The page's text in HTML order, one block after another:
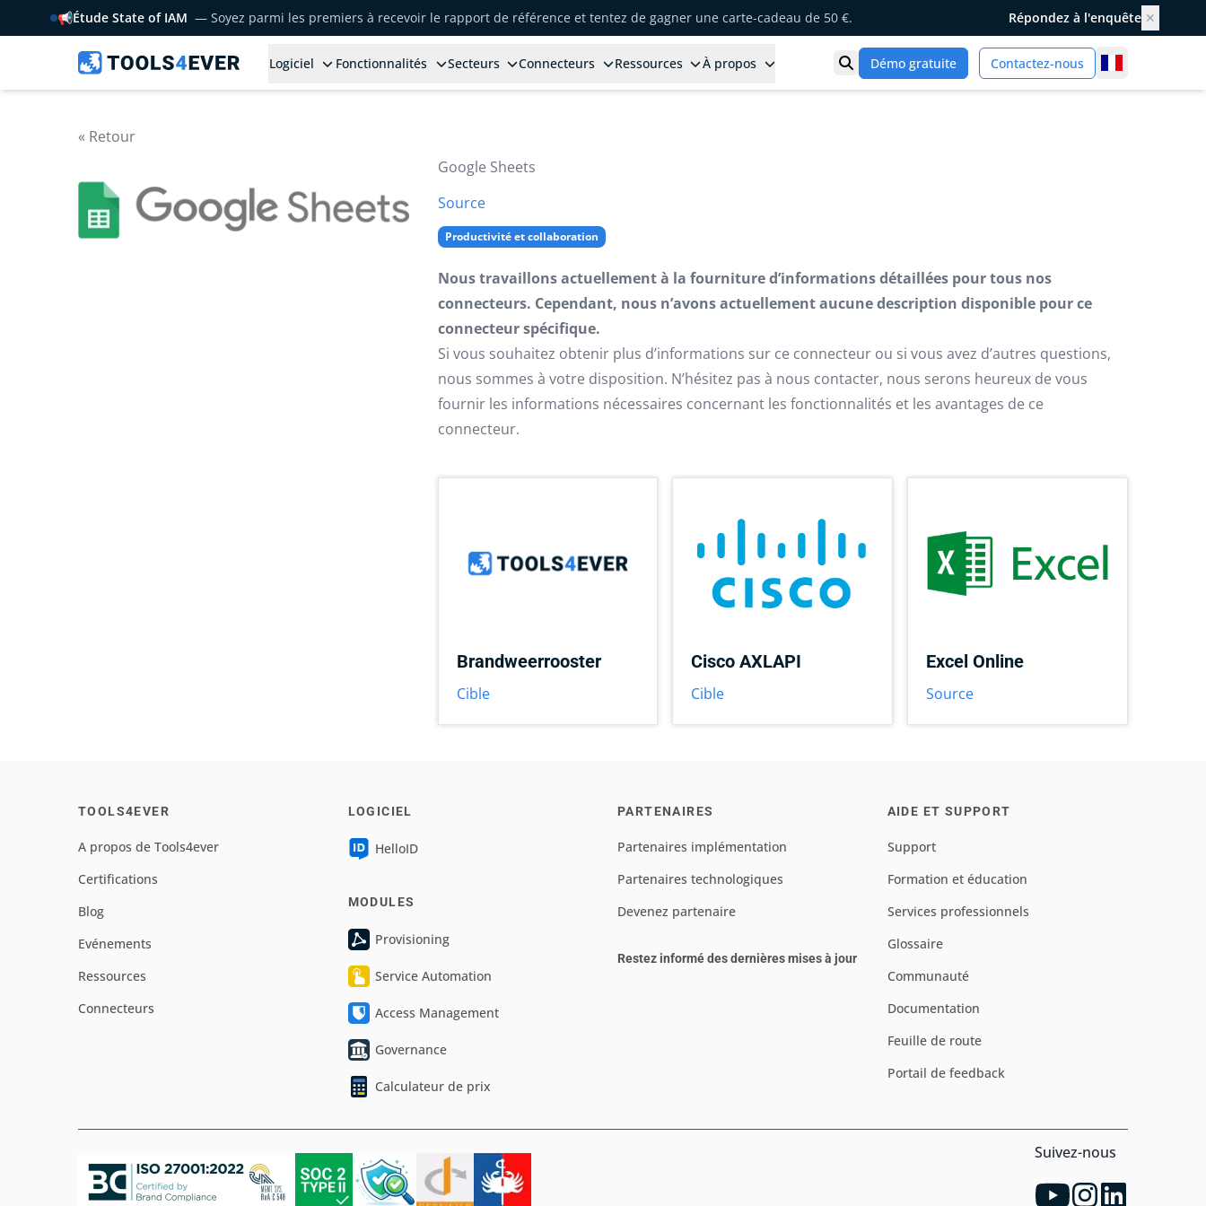
📢Étude State of IAM — Soyez parmi les premiers à recevoir le rapport de référence et tentez de gagner une carte-cadeau de 50 €. Répondez à l'enquête ✕
Logiciel Fonctionnalités Secteurs Connecteurs Ressources À propos Ouvrir la recherche
Démo gratuite Contactez-nous
« Retour
Google Sheets
Source
Productivité et collaboration
Nous travaillons actuellement à la fourniture d’informations détaillées pour tous nos
connecteurs. Cependant, nous n’avons actuellement aucune description disponible pour ce
connecteur spécifique.
Si vous souhaitez obtenir plus d’informations sur ce connecteur ou si vous avez d’autres questions,
nous sommes à votre disposition. N’hésitez pas à nous contacter, nous serons heureux de vous
fournir les informations nécessaires concernant les fonctionnalités et les avantages de ce
connecteur.
Brandweerrooster
Cible
Cisco AXLAPI
Cible
Excel Online
Source
TOOLS4EVER
A propos de Tools4ever
Certifications
Blog
Evénements
Ressources
Connecteurs
LOGICIEL
HelloID
MODULES
Provisioning
Service Automation
Access Management
Governance
Calculateur de prix
PARTENAIRES
Partenaires implémentation
Partenaires technologiques
Devenez partenaire
Restez informé des dernières mises à jour
AIDE ET SUPPORT
Support
Formation et éducation
Services professionnels
Glossaire
Communauté
Documentation
Feuille de route
Portail de feedback
Suivez-nous